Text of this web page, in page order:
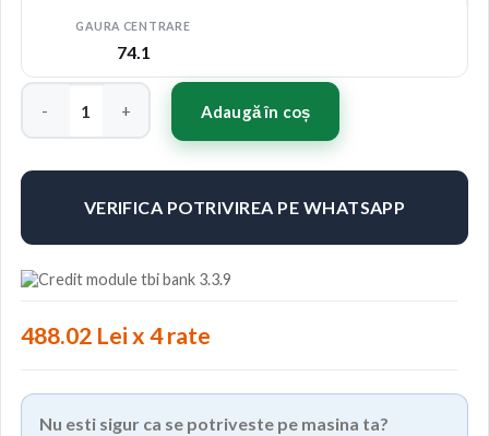
GAURA CENTRARE
74.1
Cantitate Jante ABS F5 19"x8.5" ET35 Culoare GLOSSY BLACK
Adaugă în coș
VERIFICA POTRIVIREA PE WHATSAPP
488.02 Lei x 4 rate
Nu esti sigur ca se potriveste pe masina ta?